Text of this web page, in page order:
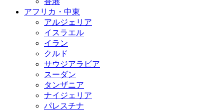
アフリカ・中東
アルジェリア
イスラエル
イラン
クルド
サウジアラビア
スーダン
タンザニア
ナイジェリア
パレスチナ